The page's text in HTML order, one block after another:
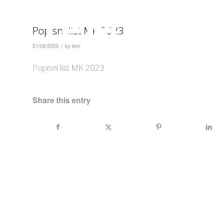
between
Popisni list MK 2023
21/06/2023 / bytem
Popisni list MK 2023
Share this entry